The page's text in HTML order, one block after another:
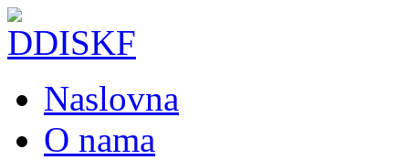
Naslovna
O nama